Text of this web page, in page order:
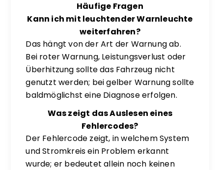
Häufige Fragen
Kann ich mit leuchtender Warnleuchte
weiterfahren?
Das hängt von der Art der Warnung ab.
Bei roter Warnung, Leistungsverlust oder
Überhitzung sollte das Fahrzeug nicht
genutzt werden; bei gelber Warnung sollte
baldmöglichst eine Diagnose erfolgen.
Was zeigt das Auslesen eines
Fehlercodes?
Der Fehlercode zeigt, in welchem System
und Stromkreis ein Problem erkannt
wurde; er bedeutet allein noch keinen